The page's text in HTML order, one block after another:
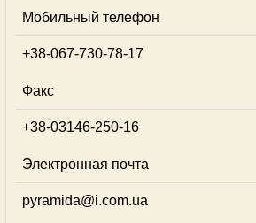
Мобильный телефон
+38-067-730-78-17
Факс
+38-03146-250-16
Электронная почта
pyramida@i.com.ua